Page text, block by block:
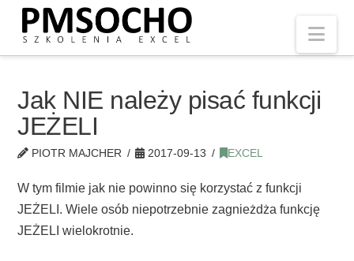
Jak NIE należy pisać funkcji
JEŻELI
PIOTR MAJCHER 2017-09-13 EXCEL
W tym filmie jak nie powinno się korzystać z funkcji
JEŻELI. Wiele osób niepotrzebnie zagnieżdża funkcję
JEŻELI wielokrotnie.